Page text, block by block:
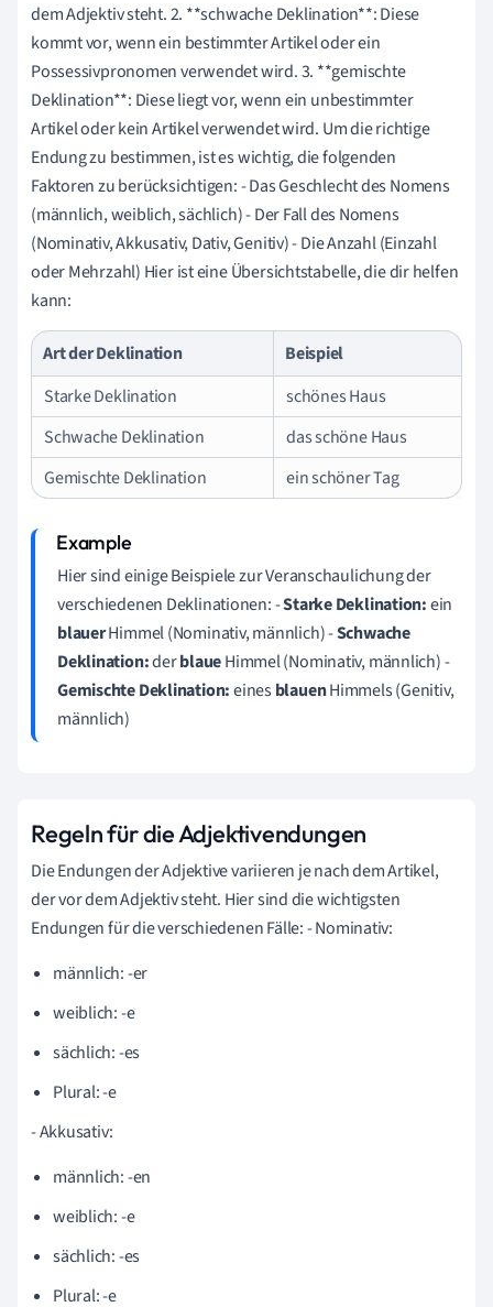
dem Adjektiv steht. 2. **schwache Deklination**: Diese
kommt vor, wenn ein bestimmter Artikel oder ein
Possessivpronomen verwendet wird. 3. **gemischte
Deklination**: Diese liegt vor, wenn ein unbestimmter
Artikel oder kein Artikel verwendet wird. Um die richtige
Endung zu bestimmen, ist es wichtig, die folgenden
Faktoren zu berücksichtigen: - Das Geschlecht des Nomens
(männlich, weiblich, sächlich) - Der Fall des Nomens
(Nominativ, Akkusativ, Dativ, Genitiv) - Die Anzahl (Einzahl
oder Mehrzahl) Hier ist eine Übersichtstabelle, die dir helfen
kann:
Art der Deklination
Beispiel
Starke Deklination
schönes Haus
Schwache Deklination
das schöne Haus
Gemischte Deklination
ein schöner Tag
Hier sind einige Beispiele zur Veranschaulichung der
verschiedenen Deklinationen: -Starke Deklination:ein
blauerHimmel (Nominativ, männlich) -Schwache
Deklination:derblaueHimmel (Nominativ, männlich) -
Gemischte Deklination:einesblauenHimmels (Genitiv,
männlich)
Regeln für die Adjektivendungen
Die Endungen der Adjektive variieren je nach dem Artikel,
der vor dem Adjektiv steht. Hier sind die wichtigsten
Endungen für die verschiedenen Fälle: - Nominativ:
männlich: -er
weiblich: -e
sächlich: -es
Plural: -e
- Akkusativ:
männlich: -en
weiblich: -e
sächlich: -es
Plural: -e